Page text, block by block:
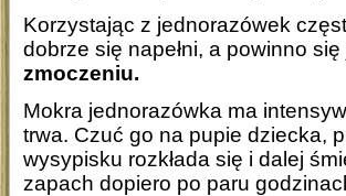
Korzystając z jednorazówek
dobrze się napełni, a powinno się
zmoczeniu.
Mokra jednorazówka ma
trwa. Czuć go na pupie dziecka,
wysypisku rozkłada się i dalej
zapach dopiero po paru